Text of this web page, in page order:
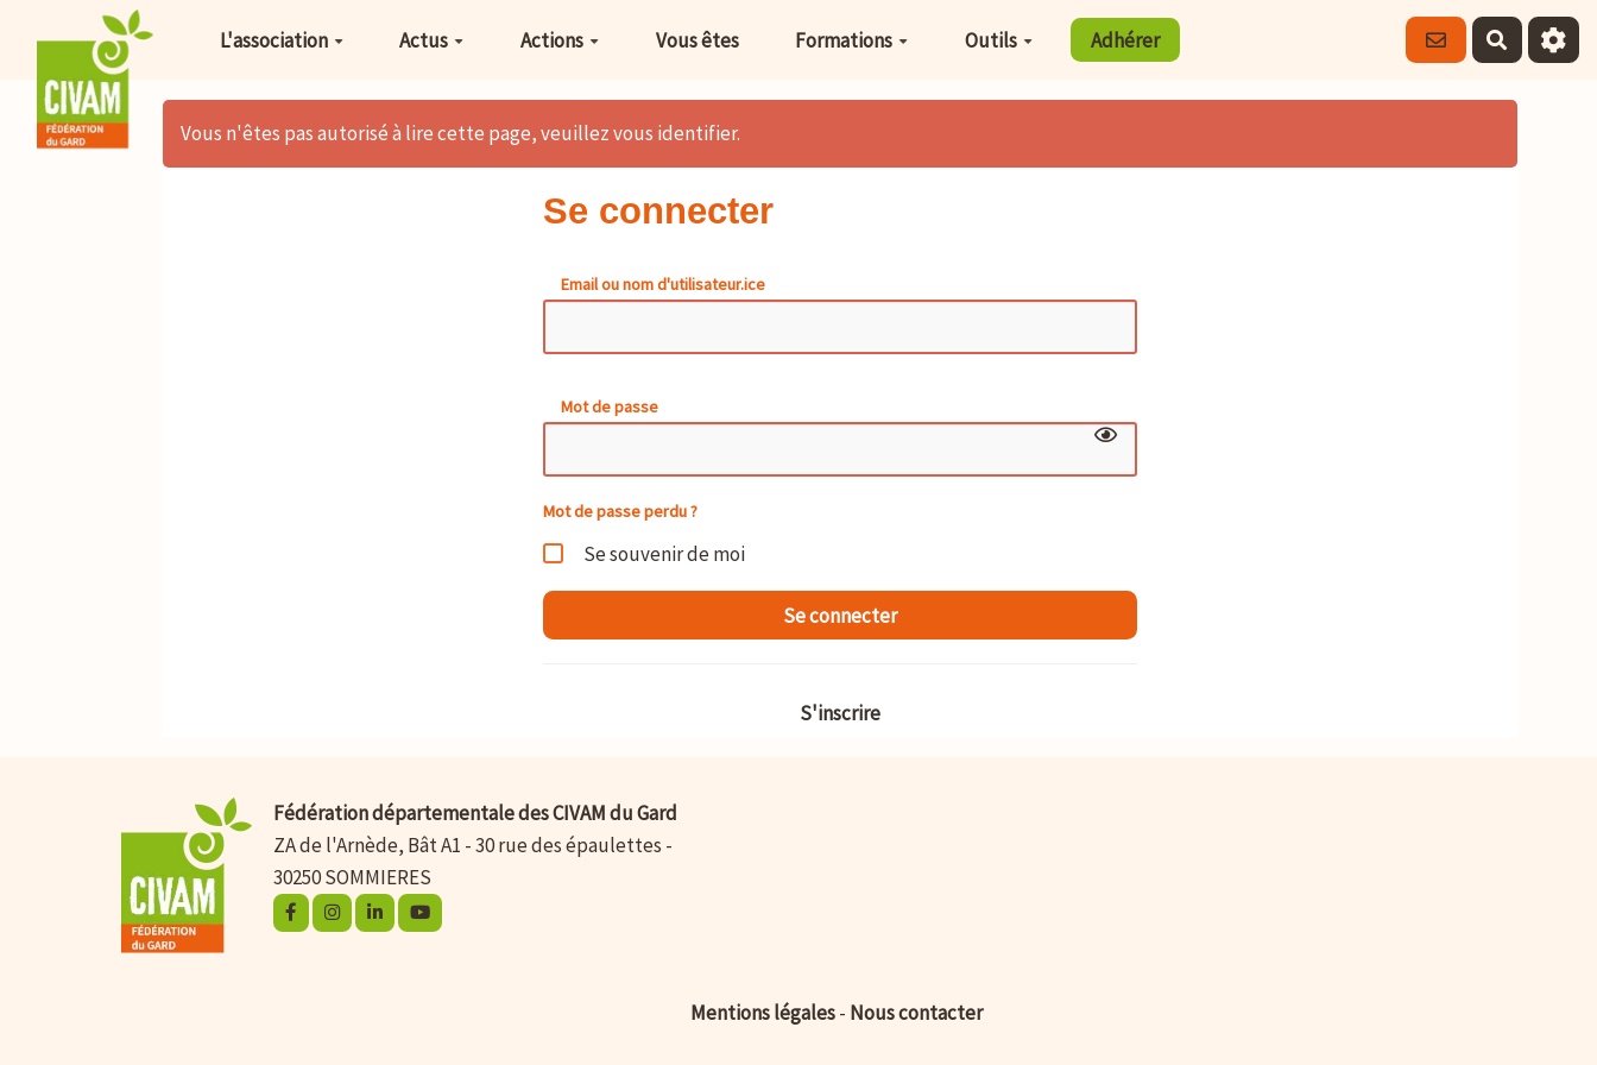
Aller au contenu principalL'association Actus Actions Vous êtes Formations Outils Adhérer
Vous n'êtes pas autorisé à lire cette page, veuillez vous identifier.
Se connecter
Email ou nom d'utilisateur.ice
Mot de passe
Mot de passe perdu ?
Se souvenir de moi
Se connecter
S'inscrire
Fédération départementale des CIVAM du Gard
ZA de l'Arnède, Bât A1 - 30 rue des épaulettes -
30250 SOMMIERES
Mentions légales- Nous contacter